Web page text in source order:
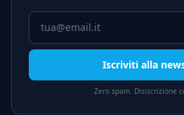
Iscriviti alla
Zero spam. Disiscrizione